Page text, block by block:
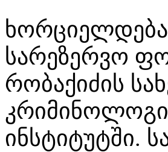
სარეზერვო
რობაქიძის
ინსტიტუტში.